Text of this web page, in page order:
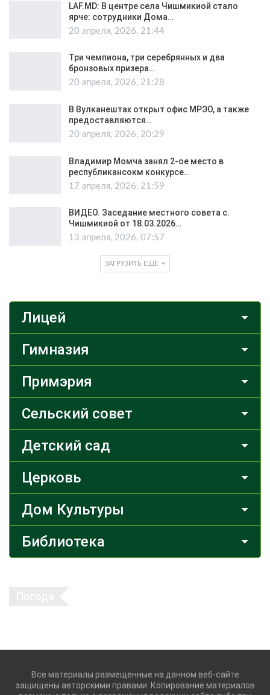
LAF.MD: В центре села Чишмикиой стало
ярче: сотрудники Дома…
20 апреля, 2026, 21:44
Три чемпиона, три серебрянных и два
бронзовых призера…
20 апреля, 2026, 21:28
В Вулканештах открыт офис МРЭО, а также
предоставляются…
20 апреля, 2026, 20:29
Владимир Момча занял 2-ое место в
республикансокм конкурсе…
17 апреля, 2026, 21:59
ВИДЕО. Заседание местного совета с.
Чишмикиой от 18.03.2026…
13 апреля, 2026, 07:57
ЗАГРУЗИТЬ ЕЩЁ
Лицей
Гимназия
Примэрия
Сельский совет
Детский сад
Церковь
Дом Культуры
Библиотека
Все материалы размещенные на данном веб-сайте
защищены авторскими правами. Копирование материалов